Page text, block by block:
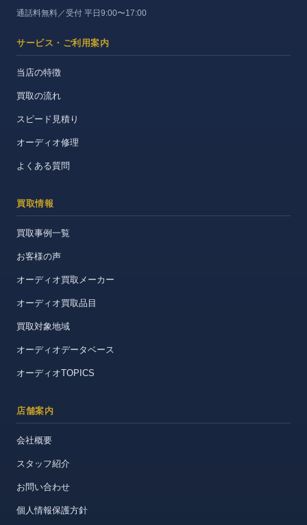
通話料無料／受付 平日9:00〜17:00
サービス・ご利用案内
当店の特徴
買取の流れ
スピード見積り
オーディオ修理
よくある質問
買取情報
買取事例一覧
お客様の声
オーディオ買取メーカー
オーディオ買取品目
買取対象地域
オーディオデータベース
オーディオTOPICS
店舗案内
会社概要
スタッフ紹介
お問い合わせ
個人情報保護方針